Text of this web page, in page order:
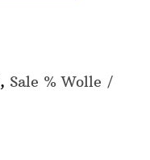
, Sale % Wolle /